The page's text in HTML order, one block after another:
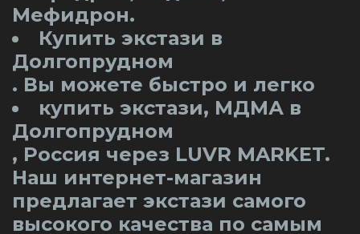
Мефидрон.
Купить экстази в
Долгопрудном
. Вы можете быстро и легко
купить экстази, МДМА в
Долгопрудном
, Россия через LUVR MARKET.
Наш интернет-магазин
предлагает экстази самого
высокого качества по самым